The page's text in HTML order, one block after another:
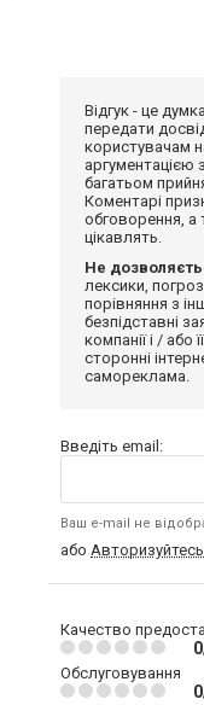
Відгук - це
передати
користувачам
аргументацією
багатьом
Коментарі
обговорення, а
цікавлять.
Не
лексики,
порівняння з
безпідставні
компанії і / або
сторонні
самореклама.
Введіть email:
Ваш e-mail не
або Авторизуйтесь
Качество
Обслуговування